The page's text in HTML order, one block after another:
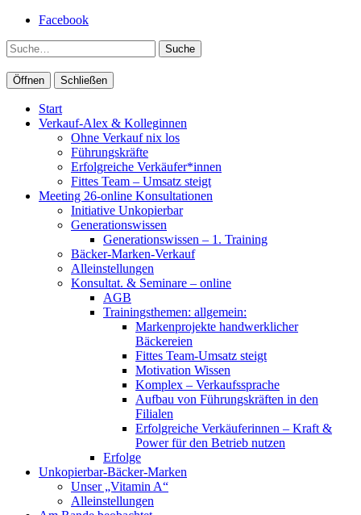
Facebook
Suche
Öffnen Schließen
Start
Verkauf-Alex & Kolleginnen
Ohne Verkauf nix los
Führungskräfte
Erfolgreiche Verkäufer*innen
Fittes Team – Umsatz steigt
Meeting 26-online Konsultationen
Initiative Unkopierbar
Generationswissen
Generationswissen – 1. Training
Bäcker-Marken-Verkauf
Alleinstellungen
Konsultat. & Seminare – online
AGB
Trainingsthemen: allgemein:
Markenprojekte handwerklicher
Bäckereien
Fittes Team-Umsatz steigt
Motivation Wissen
Komplex – Verkaufssprache
Aufbau von Führungskräften in den
Filialen
Erfolgreiche Verkäuferinnen – Kraft &
Power für den Betrieb nutzen
Erfolge
Unkopierbar-Bäcker-Marken
Unser „Vitamin A“
Alleinstellungen